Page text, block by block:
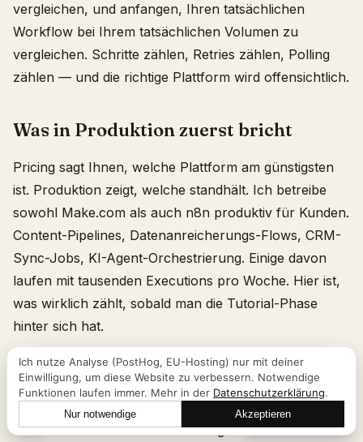
vergleichen, und anfangen, Ihren tatsächlichen
Workflow bei Ihrem tatsächlichen Volumen zu
vergleichen. Schritte zählen, Retries zählen, Polling
zählen — und die richtige Plattform wird offensichtlich.
Was in Produktion zuerst bricht
Pricing sagt Ihnen, welche Plattform am günstigsten
ist. Produktion zeigt, welche standhält. Ich betreibe
sowohl Make.com als auch n8n produktiv für Kunden.
Content-Pipelines, Datenanreicherungs-Flows, CRM-
Sync-Jobs, KI-Agent-Orchestrierung. Einige davon
laufen mit tausenden Executions pro Woche. Hier ist,
was wirklich zählt, sobald man die Tutorial-Phase
hinter sich hat.
Die Kurzfassung: Make.com ist eine Managed-
Plattform mit Pro-Operation-Pricing, robuster
Webhook-Queue und visuellem Debugging. Gut für
lineare Workflows. n8n ist selbst gehostete
Lass uns reden
Ich nutze Analyse (PostHog, EU-Hosting) nur mit deiner
Einwilligung, um diese Website zu verbessern. Notwendige
Funktionen laufen immer. Mehr in der Datenschutzerklärung.
Nur notwendige Akzeptieren